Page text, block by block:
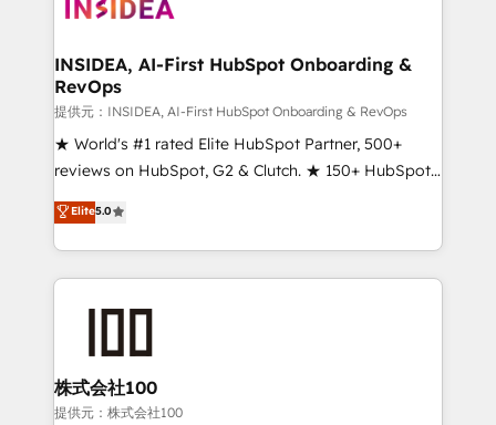
INSIDEA, AI-First HubSpot Onboarding &
RevOps
提供元：INSIDEA, AI-First HubSpot Onboarding & RevOps
★ World's #1 rated Elite HubSpot Partner, 500+
reviews on HubSpot, G2 & Clutch. ★ 150+ HubSpot
Certified Experts & Trainers across the team ★
1,500+ implementations across five continents ★ AI-
First, RevOps-led, Onboarding obsessed ★
Company of the Year 2024/25 INSIDEA helps
and build AI-powered workflows that drive adoption
from week one, in your time zone. What we do ➤
Onboarding: Live in weeks, with workflows built
Elite5.0
株式会社100
提供元：株式会社100